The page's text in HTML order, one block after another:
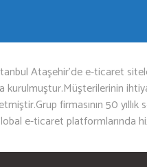
Ataşehir’de e-ticaret
kurulmuştur.Müşterilerinin
firmasının 50
e-ticaret platformlarında